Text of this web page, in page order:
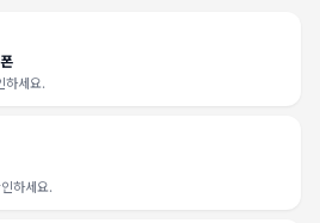
하세요.
하세요.